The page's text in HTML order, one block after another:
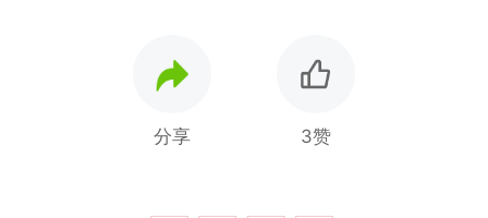
分享 3赞